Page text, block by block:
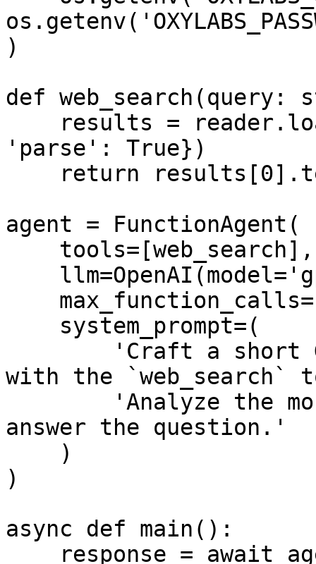
)
def
'parse': True})
agent = FunctionAgent(
with the
answer the question.'
)
async def main():